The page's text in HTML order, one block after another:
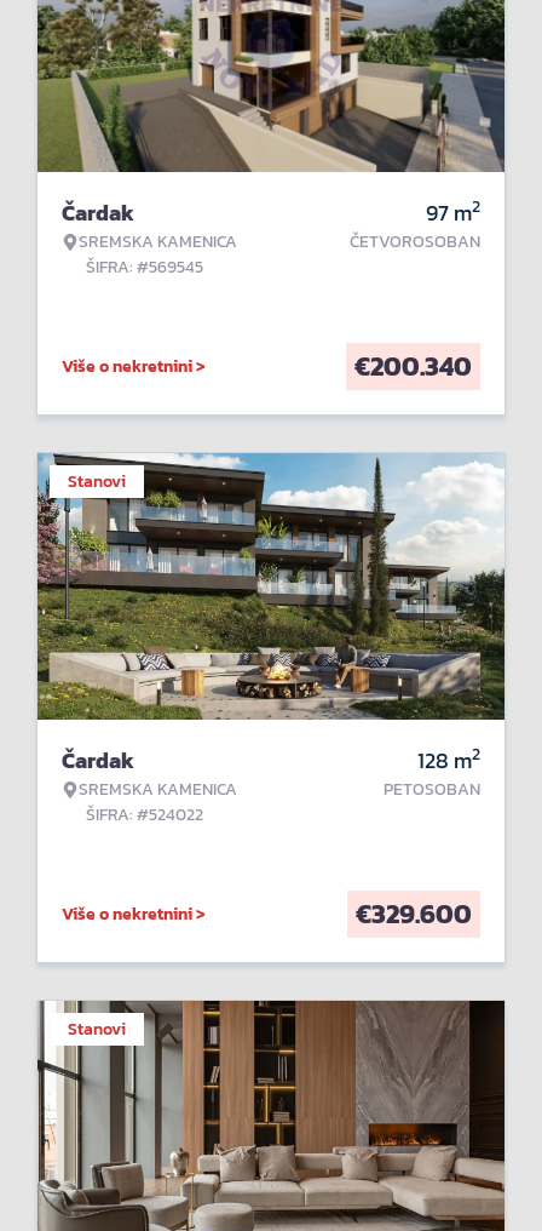
Čardak
SREMSKA KAMENICA
ŠIFRA: #569545
97m2
ČETVOROSOBAN
Više o nekretnini > €200.340
Stanovi
Čardak
SREMSKA KAMENICA
ŠIFRA: #524022
128 m2
PETOSOBAN
Više o nekretnini > €329.600
Stanovi